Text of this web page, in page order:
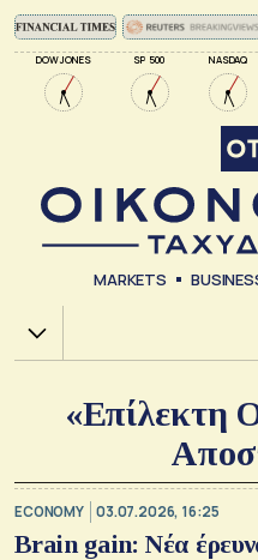
DOW JONES SP 500 NASDAQ
MARKETS
Χ.Α.
«Επίλεκτη
ECONOMY 03.07.2026, 16:25
Brain gain: Νέα